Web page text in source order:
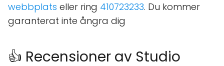
webbplats eller ring 410723233. Du kommer
garanterat inte ångra dig
👍 Recensioner av Studio